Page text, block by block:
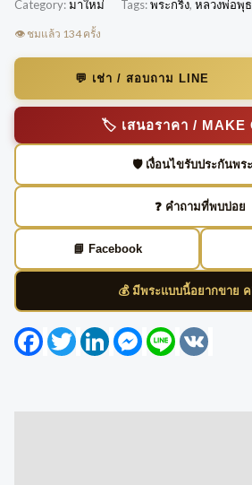
Category:มาใหม่ Tags:พระกริ่ง, หลวงพ่อพุธ
👁️ ชมแล้ว 134 ครั้ง
💬 เช่า / สอบถาม LINE
🏷️ เสนอราคา / MAKE
🛡️ เงื่อนไขรับประกันพร
❓ คำถามที่พบบ่อย
📘 Facebook
💰 มีพระแบบนี้อยากขาย ค
FacebookTwitterLinkedInMessenger
Line